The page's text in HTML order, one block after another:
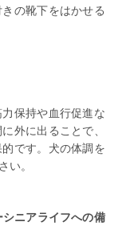
の靴下をはかせる
保持や血行促進な
外に出ることで、
です。犬の体調を
い。
ニアライフへの備